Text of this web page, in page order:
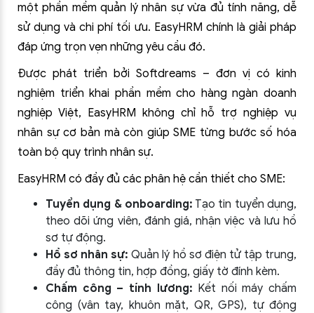
một phần mềm quản lý nhân sự vừa đủ tính năng, dễ
sử dụng và chi phí tối ưu. EasyHRM chính là giải pháp
đáp ứng trọn vẹn những yêu cầu đó.
Được phát triển bởi Softdreams – đơn vị có kinh
nghiệm triển khai phần mềm cho hàng ngàn doanh
nghiệp Việt, EasyHRM không chỉ hỗ trợ nghiệp vụ
nhân sự cơ bản mà còn giúp SME từng bước số hóa
toàn bộ quy trình nhân sự.
EasyHRM có đầy đủ các phân hệ cần thiết cho SME:
Tuyển dụng & onboarding: Tạo tin tuyển dụng,
theo dõi ứng viên, đánh giá, nhận việc và lưu hồ
sơ tự động.
Hồ sơ nhân sự: Quản lý hồ sơ điện tử tập trung,
đầy đủ thông tin, hợp đồng, giấy tờ đính kèm.
Chấm công – tính lương: Kết nối máy chấm
công (vân tay, khuôn mặt, QR, GPS), tự động